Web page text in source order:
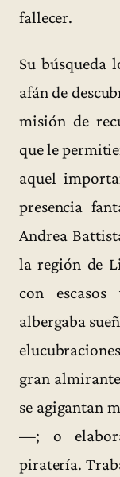
fallecer.
Su búsqueda
afán de
misión de
que le
aquel
presencia
Andrea
la región de
con
albergaba
gran
se agigantan
—; o
piratería.